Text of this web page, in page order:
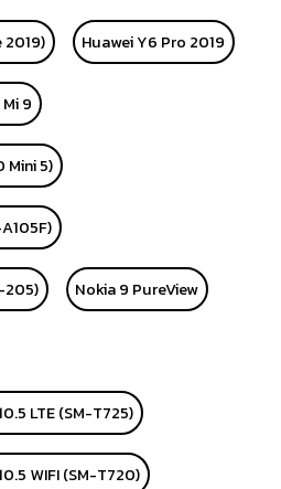
2019) Huawei Y6 Pro 2019
9
Mini 5)
205) Nokia 9 PureView
LTE (SM-T725)
WIFI (SM-T720)